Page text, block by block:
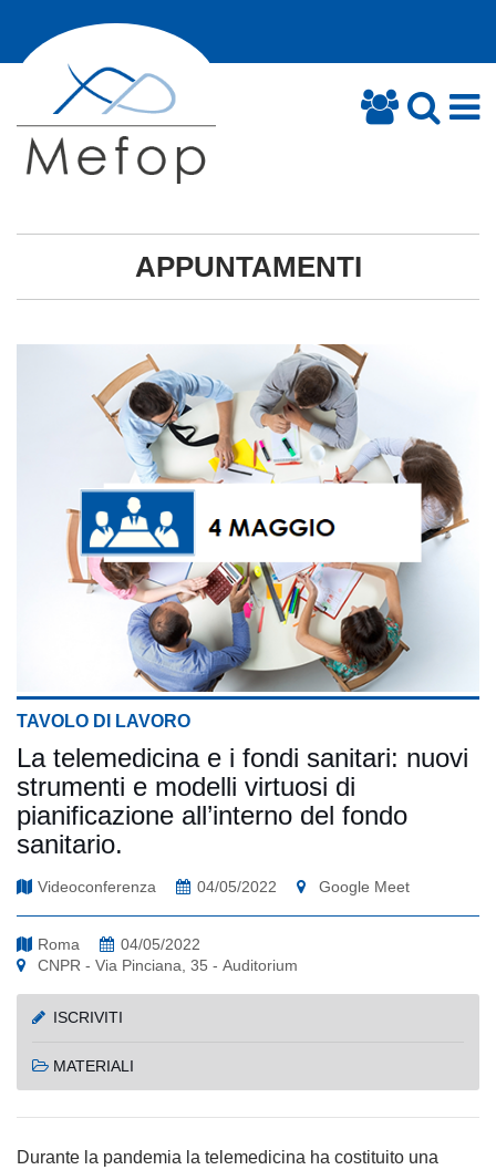
APPUNTAMENTI
TAVOLO DI LAVORO
La telemedicina e i fondi sanitari: nuovi
strumenti e modelli virtuosi di
pianificazione all’interno del fondo
sanitario.
Videoconferenza 04/05/2022 Google Meet
Roma
04/05/2022
CNPR - Via Pinciana, 35 - Auditorium
ISCRIVITI
MATERIALI
Durante la pandemia la telemedicina ha costituito una